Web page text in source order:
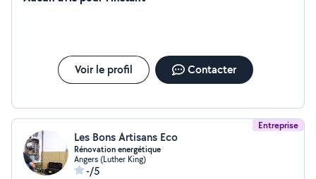
Voir le profil Contacter
Entreprise
Les Bons Artisans Eco
Rénovation energétique
Angers (Luther King)
-/5